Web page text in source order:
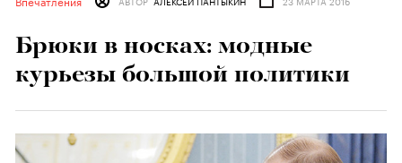
Брюки в носках: модные
курьезы большой политики